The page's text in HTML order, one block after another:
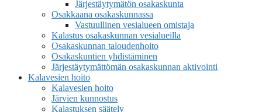
Järjestäytymätön osakaskunta
Osakkaana osakaskunnassa
Vastuullinen vesialueen omistaja
Kalastus osakaskunnan vesialueilla
Osakaskunnan taloudenhoito
Osakaskuntien yhdistäminen
Järjestäytymättömän osakaskunnan aktivointi
Kalavesien hoito
Kalavesien hoito
Järvien kunnostus
Kalastuksen säätely